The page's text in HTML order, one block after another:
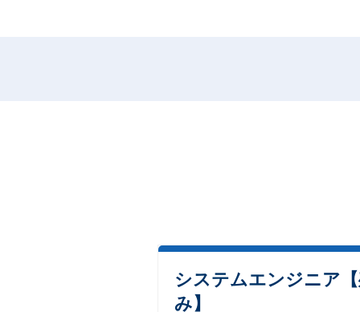
システムエンジニア
み】